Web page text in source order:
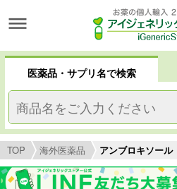
医薬品・サプリ名で検索
TOP 海外医薬品 アンブロキソール